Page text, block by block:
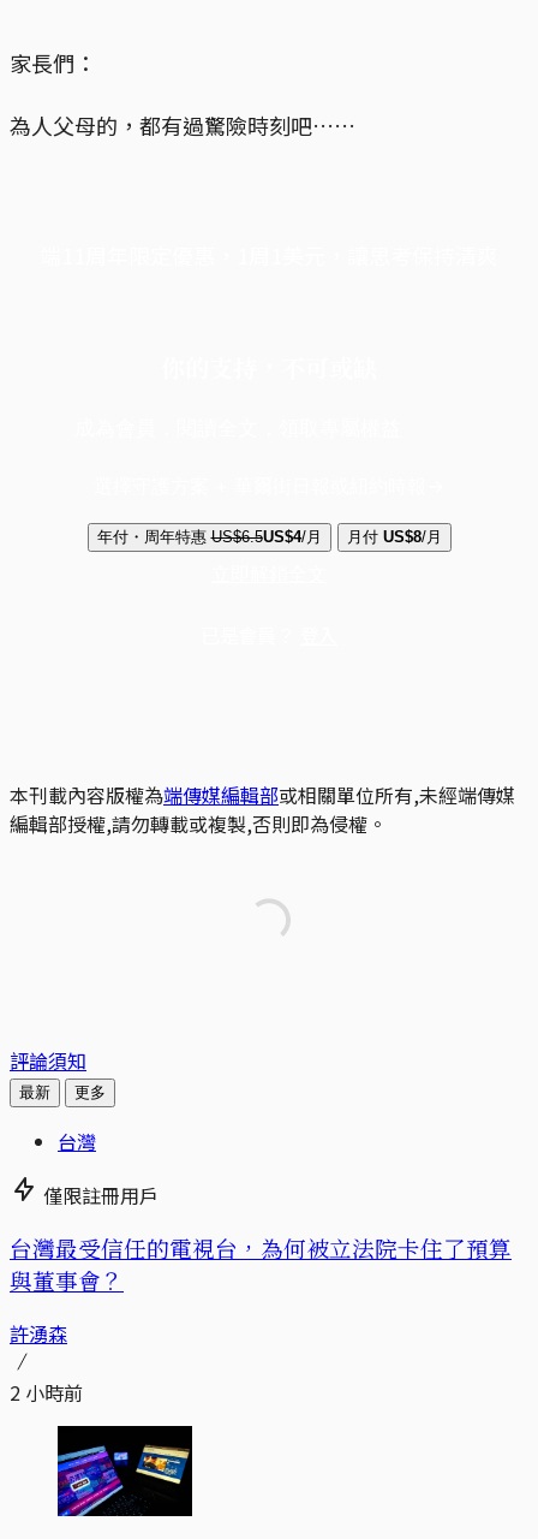
家長們：
為人父母的，都有過驚險時刻吧……
年付・周年特惠 US$6.5US$4/月 月付 US$8/月
本刊載內容版權為端傳媒編輯部或相關單位所有,未經端傳媒
編輯部授權,請勿轉載或複製,否則即為侵權。
評論須知
最新 更多
台灣
僅限註冊用戶
台灣最受信任的電視台，為何被立法院卡住了預算
與董事會？
許湧森
2 小時前